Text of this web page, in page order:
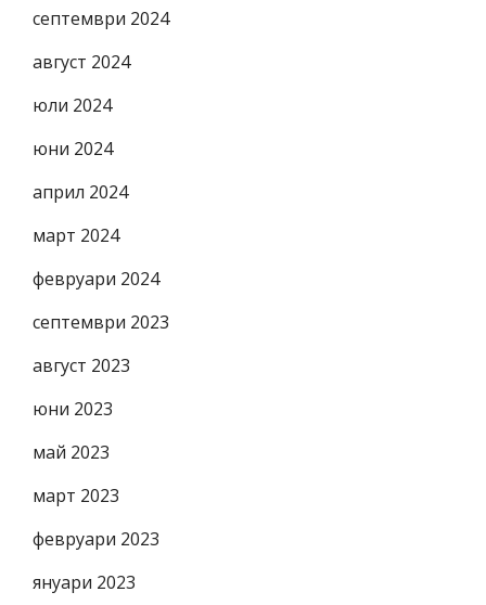
септември 2024
август 2024
юли 2024
юни 2024
април 2024
март 2024
февруари 2024
септември 2023
август 2023
юни 2023
май 2023
март 2023
февруари 2023
януари 2023